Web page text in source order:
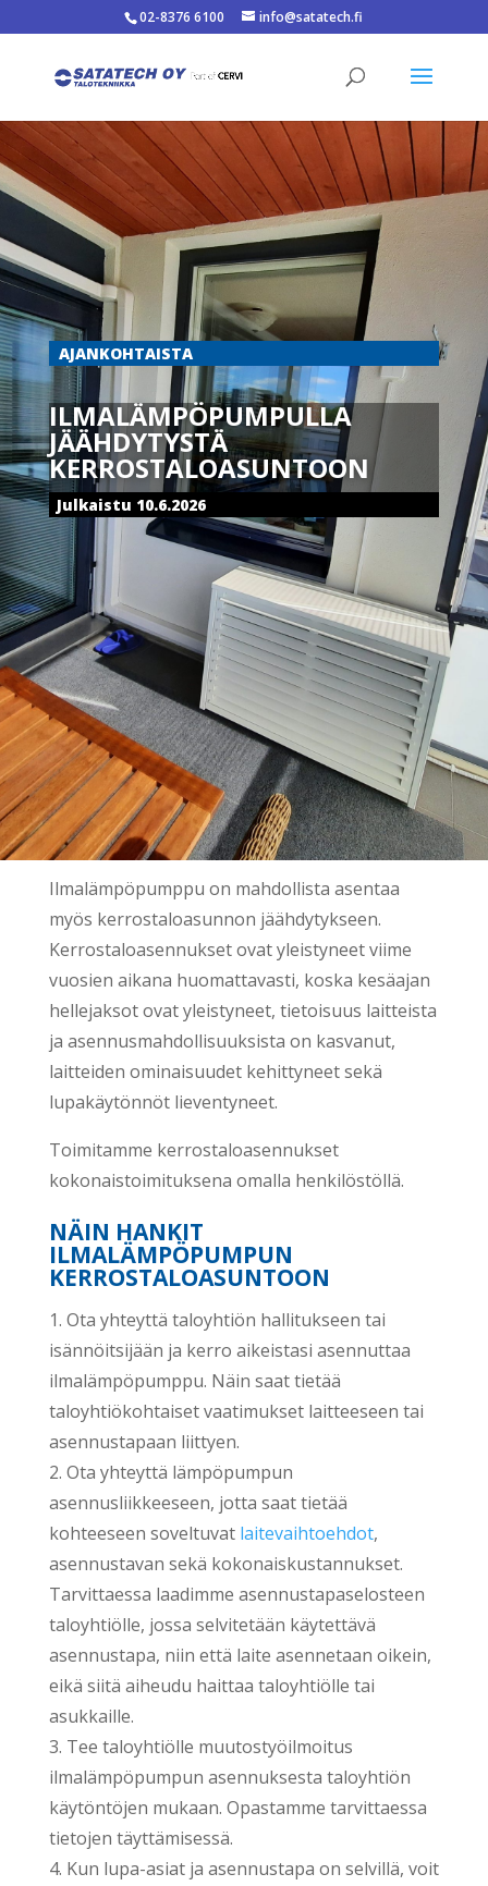
02-8376 6100 info@satatech.fi
AJANKOHTAISTA
ILMALÄMPÖPUMPULLA
JÄÄHDYTYSTÄ
KERROSTALOASUNTOON
Julkaistu 10.6.2026
Ilmalämpöpumppu on mahdollista asentaa
myös kerrostaloasunnon jäähdytykseen.
Kerrostaloasennukset ovat yleistyneet viime
vuosien aikana huomattavasti, koska kesäajan
hellejaksot ovat yleistyneet, tietoisuus laitteista
ja asennusmahdollisuuksista on kasvanut,
laitteiden ominaisuudet kehittyneet sekä
lupakäytönnöt lieventyneet.
Toimitamme kerrostaloasennukset
kokonaistoimituksena omalla henkilöstöllä.
NÄIN HANKIT
ILMALÄMPÖPUMPUN
KERROSTALOASUNTOON
1. Ota yhteyttä taloyhtiön hallitukseen tai
isännöitsijään ja kerro aikeistasi asennuttaa
ilmalämpöpumppu. Näin saat tietää
taloyhtiökohtaiset vaatimukset laitteeseen tai
asennustapaan liittyen.
2. Ota yhteyttä lämpöpumpun
asennusliikkeeseen, jotta saat tietää
kohteeseen soveltuvat laitevaihtoehdot,
asennustavan sekä kokonaiskustannukset.
Tarvittaessa laadimme asennustapaselosteen
taloyhtiölle, jossa selvitetään käytettävä
asennustapa, niin että laite asennetaan oikein,
eikä siitä aiheudu haittaa taloyhtiölle tai
asukkaille.
3. Tee taloyhtiölle muutostyöilmoitus
ilmalämpöpumpun asennuksesta taloyhtiön
käytöntöjen mukaan. Opastamme tarvittaessa
tietojen täyttämisessä.
4. Kun lupa-asiat ja asennustapa on selvillä, voit